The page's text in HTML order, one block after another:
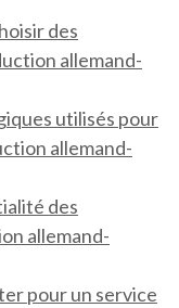
des
allemand-
utilisés pour
allemand-
des
allemand-
pour un service